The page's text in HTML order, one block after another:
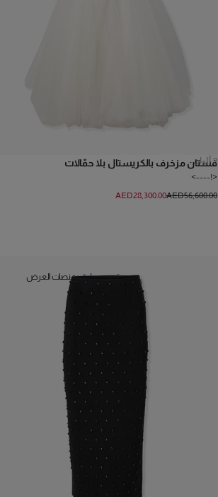
فستان مزخرف بالكريستال بلا حمّالات
<!---->
2 ألوان
AED‌56,600.00
AED‌28,300.00
تصميم يليق بمنصات العرض